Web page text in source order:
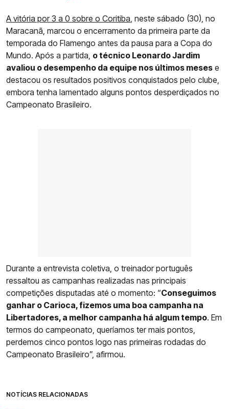
A vitória por 3 a 0 sobre o Coritiba , neste sábado (30), no
Maracanã, marcou o encerramento da primeira parte da
temporada do Flamengo antes da pausa para a Copa do
Mundo. Após a partida, o técnico Leonardo Jardim
avaliou o desempenho da equipe nos últimos meses e
destacou os resultados positivos conquistados pelo clube,
embora tenha lamentado alguns pontos desperdiçados no
Campeonato Brasileiro.
Durante a entrevista coletiva, o treinador português
ressaltou as campanhas realizadas nas principais
competições disputadas até o momento: “Conseguimos
ganhar o Carioca, fizemos uma boa campanha na
Libertadores, a melhor campanha há algum tempo. Em
termos do campeonato, queríamos ter mais pontos,
perdemos cinco pontos logo nas primeiras rodadas do
Campeonato Brasileiro”, afirmou.
NOTÍCIAS RELACIONADAS